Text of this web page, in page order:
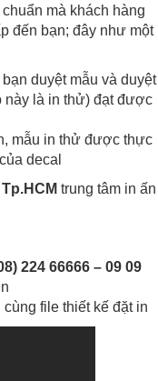
mà khách hàng
đến bạn; đây như một
duyệt mẫu và duyệt
này là in thử) đạt được
mẫu in thử được thực
decal
trung tâm in ấn
224 66666 – 09 09
file thiết kế đặt in